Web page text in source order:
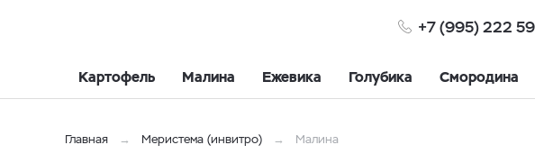
+7 (995) 222
Картофель Малина Ежевика Голубика Смородина
Главная Меристема (инвитро) Малина